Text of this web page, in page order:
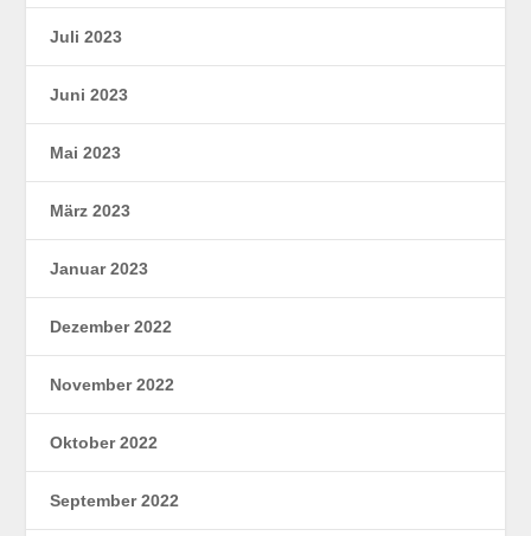
Juli 2023
Juni 2023
Mai 2023
März 2023
Januar 2023
Dezember 2022
November 2022
Oktober 2022
September 2022